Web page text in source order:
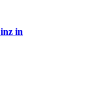
in